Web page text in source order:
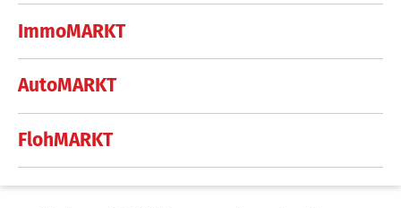
ImmoMARKT
AutoMARKT
FlohMARKT